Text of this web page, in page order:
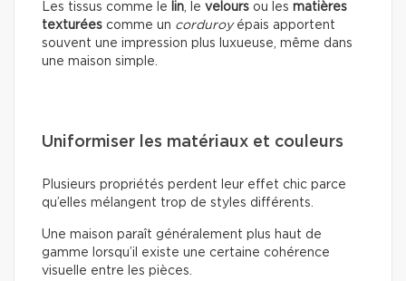
Les tissus comme le lin, le velours ou les matières
texturées comme un corduroyépais apportent
souvent une impression plus luxueuse, même dans
une maison simple.
Uniformiser les matériaux et couleurs
Plusieurs propriétés perdent leur effet chic parce
qu’elles mélangent trop de styles différents.
Une maison paraît généralement plus haut de
gamme lorsqu’il existe une certaine cohérence
visuelle entre les pièces.